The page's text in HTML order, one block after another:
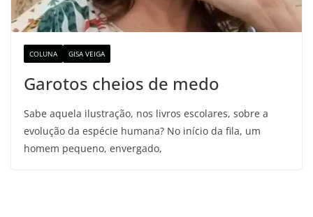
COLUNA GISA VEIGA
Garotos cheios de medo
Sabe aquela ilustração, nos livros escolares, sobre a
evolução da espécie humana? No início da fila, um
homem pequeno, envergado,